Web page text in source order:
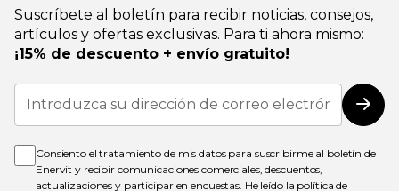
Suscríbete al boletín para recibir noticias, consejos,
artículos y ofertas exclusivas. Para ti ahora mismo:
¡15% de descuento + envío gratuito!
Inscríbase
nuestro
de
noticias:
Consiento el tratamiento de mis datos para suscribirme al boletín de
Enervit y recibir comunicaciones comerciales, descuentos,
actualizaciones y participar en encuestas. He leído la política de